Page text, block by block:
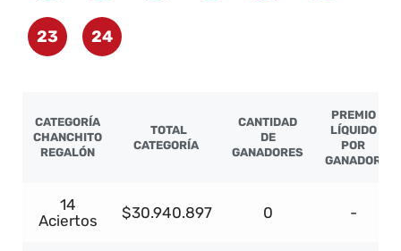
23 24
CATEGORÍA
CHANCHITO
REGALÓN
TOTAL
CATEGORÍA
CANTIDAD
DE
GANADORES
PREMIO
LÍQUIDO
POR
GANADOR
14
Aciertos
$30.940.897 0 -